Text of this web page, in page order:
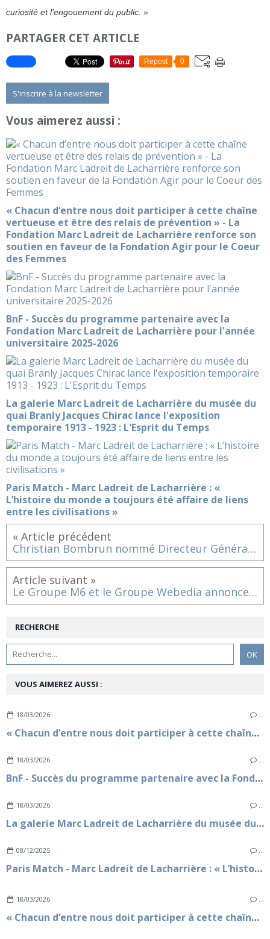
curiosité et l’engouement du public. »
PARTAGER CET ARTICLE
Repost 0
S'inscrire à la newsletter
Vous aimerez aussi :
« Chacun d’entre nous doit participer à cette chaîne
vertueuse et être des relais de prévention » - La
Fondation Marc Ladreit de Lacharrière renforce son
soutien en faveur de la Fondation Agir pour le Coeur
des Femmes
BnF - Succès du programme partenaire avec la
Fondation Marc Ladreit de Lacharrière pour l'année
universitaire 2025-2026
La galerie Marc Ladreit de Lacharrière du musée du
quai Branly Jacques Chirac lance l'exposition
temporaire 1913 - 1923 : L'Esprit du Temps
Paris Match - Marc Ladreit de Lacharrière : «
L’histoire du monde a toujours été affaire de liens
entre les civilisations »
« Article précédent
Christian Bombrun nommé Directeur Général de Webedia
Article suivant »
Le Groupe M6 et le Groupe Webedia annoncent un partenariat stratégique éditorial et publicitaire avec M6+
RECHERCHE
VOUS AIMEREZ AUSSI :
18/03/2026 …
« Chacun d’entre nous doit participer à cette chaîne vertueuse et être des relais de prévention » - La Fondation Marc Ladreit de Lacharrière renforce son soutien en faveur de la Fondation Agir pour le Coeur des Femmes
18/03/2026 …
BnF - Succès du programme partenaire avec la Fondation Marc Ladreit de Lacharrière pour l'année universitaire 2025-2026
18/03/2026 …
La galerie Marc Ladreit de Lacharrière du musée du quai Branly Jacques Chirac lance l'exposition temporaire 1913 - 1923 : L'Esprit du Temps
08/12/2025 …
Paris Match - Marc Ladreit de Lacharrière : « L’histoire du monde a toujours été affaire de liens entre les civilisations »
18/03/2026 …
« Chacun d’entre nous doit participer à cette chaîne vertueuse et être des relais de prévention » - La Fondation Marc Ladreit de Lacharrière renforce son soutien en faveur de la Fondation Agir pour le Coeur des Femmes